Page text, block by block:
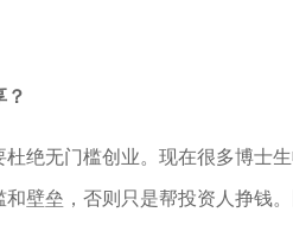
？
绝无门槛创业。现在很多博士
壁垒，否则只是帮投资人挣钱